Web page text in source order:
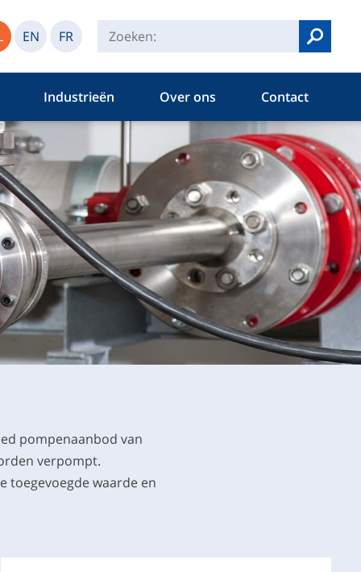
EN FR
Zoeken
Industrieën Over ons Contact
pompenaanbod van
verpompt.
toegevoegde waarde en